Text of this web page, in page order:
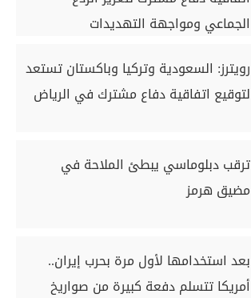
الجماعي ومواجهة التهديدات
رويترز: السعودية وتركيا وباكستان تستعد
لتوقيع اتفاقية دفاع مشترك في الرياض
ترقب دبلوماسي يبطئ الملاحة في
مضيق هرمز
بعد استخدامها لأول مرة بحرب إيران..
أمريكا تتسلم دفعة كبيرة من صواريخ